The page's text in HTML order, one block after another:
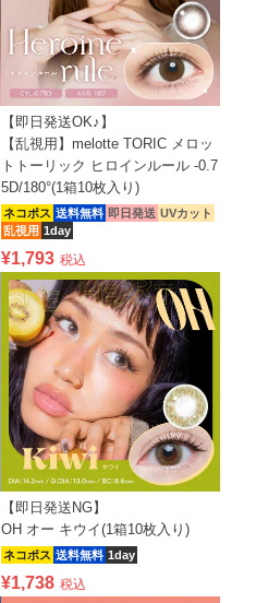
【即日発送OK♪】
【乱視用】melotte TORIC メロッ
トトーリック ヒロインルール -0.7
5D/180°(1箱10枚入り)
ネコポス 送料無料 即日発送 UVカット
乱視用 1day
¥1,793 税込
【即日発送NG】
OH オー キウイ(1箱10枚入り)
ネコポス 送料無料 1day
¥1,738 税込